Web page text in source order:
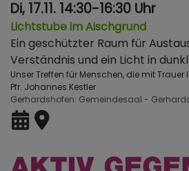
Di, 17.11. 14:30-16:30 Uhr
Lichtstube im Aischgrund
Ein geschützter Raum für
Verständnis und ein Licht in
Unser Treffen für Menschen, die mit Trauer
Pfr. Johannes Kestler
Gerhardshofen Gemeindesaal -